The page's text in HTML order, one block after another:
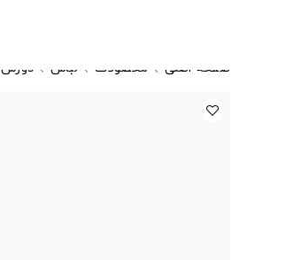
صفحه اصلی محصولات لباس دورس